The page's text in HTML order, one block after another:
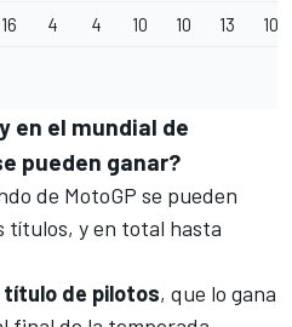
16 4 4 10 10 13 10
en el mundial de
pueden ganar?
de MotoGP se pueden
y en total hasta
título de pilotos, que lo gana